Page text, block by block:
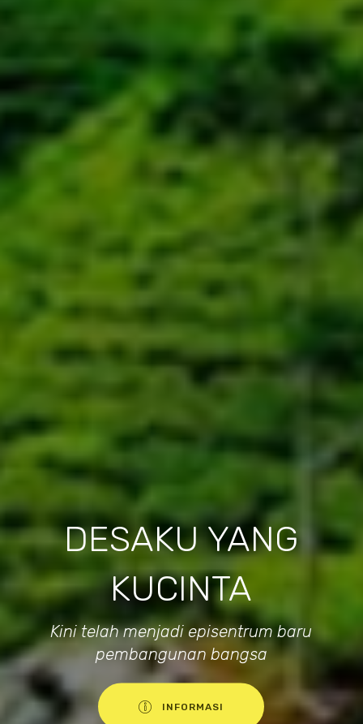
DESAKU YANG
KUCINTA
Kini telah menjadi episentrum baru
pembangunan bangsa
INFORMASI